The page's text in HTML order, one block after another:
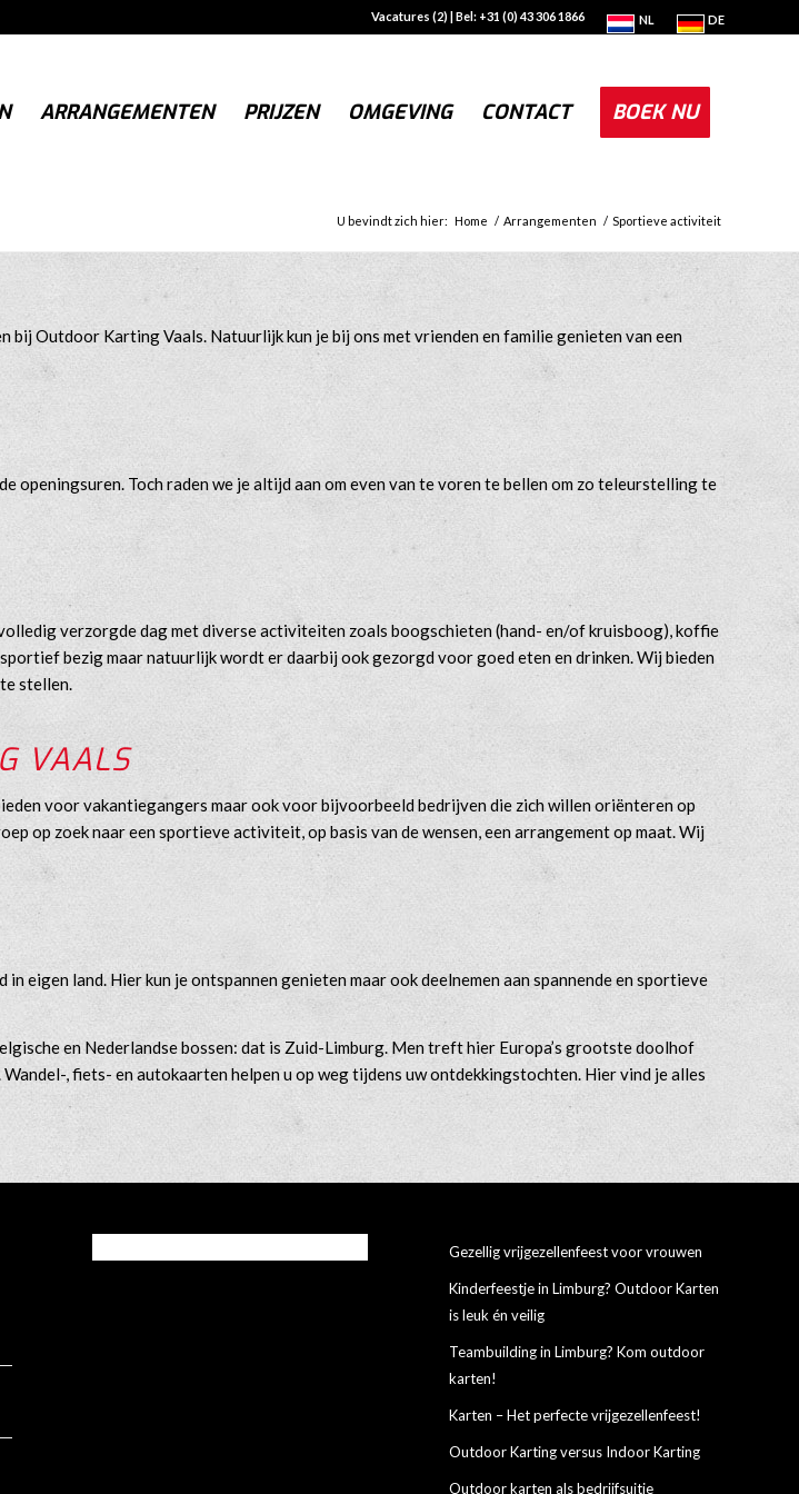
NL DE
Vacatures (2) | Bel: +31 (0) 43 306 1866
ARRANGEMENTEN PRIJZEN OMGEVING CONTACT BOEK NU
U bevindt zich hier: Home / Arrangementen / Sportieve activiteit
Outdoor Karting Vaals. Natuurlijk kun je bij ons met vrienden en familie genieten van een
openingsuren. Toch raden we je altijd aan om even van te voren te bellen om zo teleurstelling te
verzorgde dag met diverse activiteiten zoals boogschieten (hand- en/of kruisboog), koffie
bezig maar natuurlijk wordt er daarbij ook gezorgd voor goed eten en drinken. Wij bieden
stellen.
VAALS
voor vakantiegangers maar ook voor bijvoorbeeld bedrijven die zich willen oriënteren op
op zoek naar een sportieve activiteit, op basis van de wensen, een arrangement op maat. Wij
eigen land. Hier kun je ontspannen genieten maar ook deelnemen aan spannende en sportieve
en Nederlandse bossen: dat is Zuid-Limburg. Men treft hier Europa’s grootste doolhof
, fiets- en autokaarten helpen u op weg tijdens uw ontdekkingstochten. Hier vind je alles
Gezellig vrijgezellenfeest voor vrouwen
Kinderfeestje in Limburg? Outdoor Karten
is leuk én veilig
Teambuilding in Limburg? Kom outdoor
karten!
Karten – Het perfecte vrijgezellenfeest!
Outdoor Karting versus Indoor Karting
Outdoor karten als bedrijfsuitje